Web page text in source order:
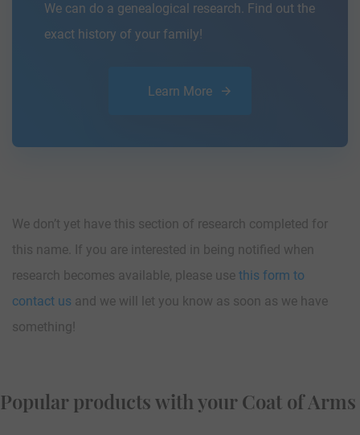
We can do a genealogical research. Find out the
exact history of your family!
Learn More
We don’t yet have this section of research completed for
this name. If you are interested in being notified when
research becomes available, please use this form to
contact us and we will let you know as soon as we have
something!
Popular products with your Coat of Arms